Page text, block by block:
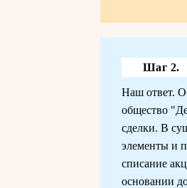
Шаг 2.
Наш ответ.
общество
сделки. В
элементы и
списание
основании